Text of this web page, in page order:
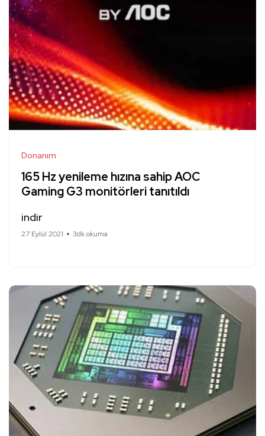
Donanım
165 Hz yenileme hızına sahip AOC
Gaming G3 monitörleri tanıtıldı
indir
27 Eylül 2021 3dk okuma